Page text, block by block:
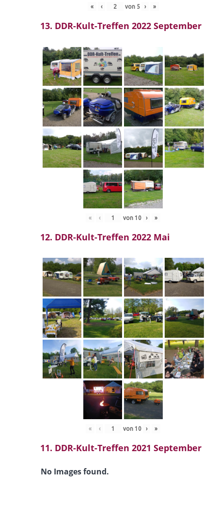
« ‹ von 5 › »
13. DDR-Kult-Treffen 2022 September
« ‹ von 10 › »
12. DDR-Kult-Treffen 2022 Mai
« ‹ von 10 › »
11. DDR-Kult-Treffen 2021 September
No Images found.